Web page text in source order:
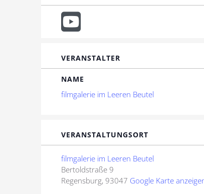
VERANSTALTER
NAME
filmgalerie im Leeren Beutel
VERANSTALTUNGSORT
filmgalerie im Leeren Beutel
Bertoldstraße 9
Regensburg, 93047 Google Karte